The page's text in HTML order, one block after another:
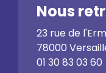
Nous
23 rue de
78000
01 30 83 03 60